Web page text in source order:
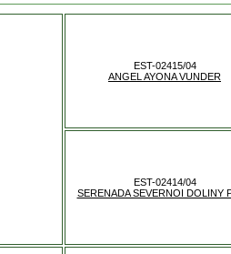
EST-02415/04
ANGEL AYONA VUNDER
EST-02414/04
SERENADA SEVERNOI DOLINY